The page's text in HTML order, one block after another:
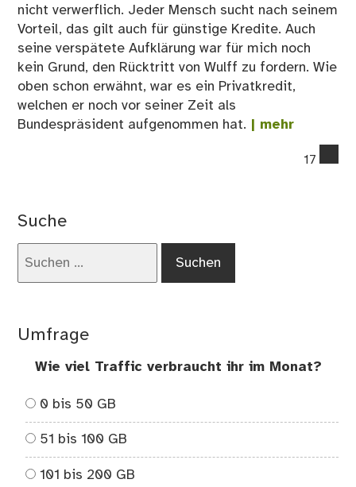
nicht verwerflich. Jeder Mensch sucht nach seinem
Vorteil, das gilt auch für günstige Kredite. Auch
seine verspätete Aufklärung war für mich noch
kein Grund, den Rücktritt von Wulff zu fordern. Wie
oben schon erwähnt, war es ein Privatkredit,
welchen er noch vor seiner Zeit als
Bundespräsident aufgenommen hat. | mehr
17
Suche
Umfrage
Wie viel Traffic verbraucht ihr im Monat?
0 bis 50 GB
51 bis 100 GB
101 bis 200 GB